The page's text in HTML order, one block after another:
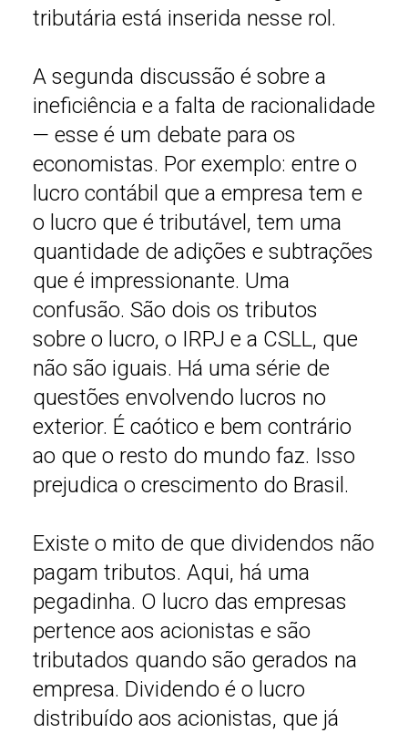
tributária está inserida nesse rol.
A segunda discussão é sobre a
ineficiência e a falta de racionalidade
— esse é um debate para os
economistas. Por exemplo: entre o
lucro contábil que a empresa tem e
o lucro que é tributável, tem uma
quantidade de adições e subtrações
que é impressionante. Uma
confusão. São dois os tributos
sobre o lucro, o IRPJ e a CSLL, que
não são iguais. Há uma série de
questões envolvendo lucros no
exterior. É caótico e bem contrário
ao que o resto do mundo faz. Isso
prejudica o crescimento do Brasil.
Existe o mito de que dividendos não
pagam tributos. Aqui, há uma
pegadinha. O lucro das empresas
pertence aos acionistas e são
tributados quando são gerados na
empresa. Dividendo é o lucro
distribuído aos acionistas, que já